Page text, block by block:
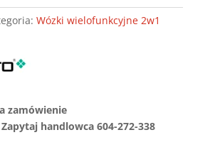
Wózki wielofunkcyjne 2w1
zamówienie
handlowca 604-272-338